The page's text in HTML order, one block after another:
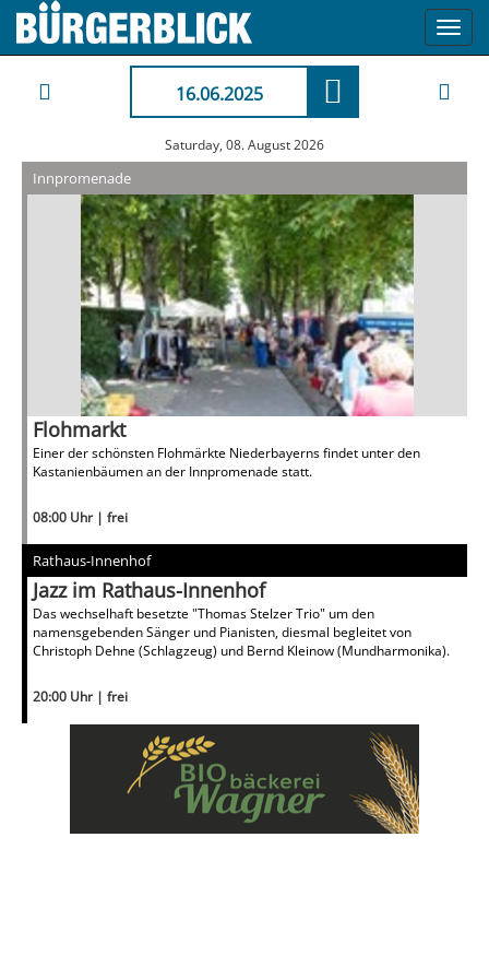
16.06.2025
Saturday, 08. August 2026
Innpromenade
Flohmarkt
Einer der schönsten Flohmärkte Niederbayerns findet unter den
Kastanienbäumen an der Innpromenade statt.
08:00 Uhr | frei
Rathaus-Innenhof
Jazz im Rathaus-Innenhof
Das wechselhaft besetzte "Thomas Stelzer Trio" um den
namensgebenden Sänger und Pianisten, diesmal begleitet von
Christoph Dehne (Schlagzeug) und Bernd Kleinow (Mundharmonika).
20:00 Uhr | frei